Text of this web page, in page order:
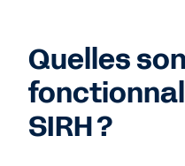
Quelles
SIRH ?